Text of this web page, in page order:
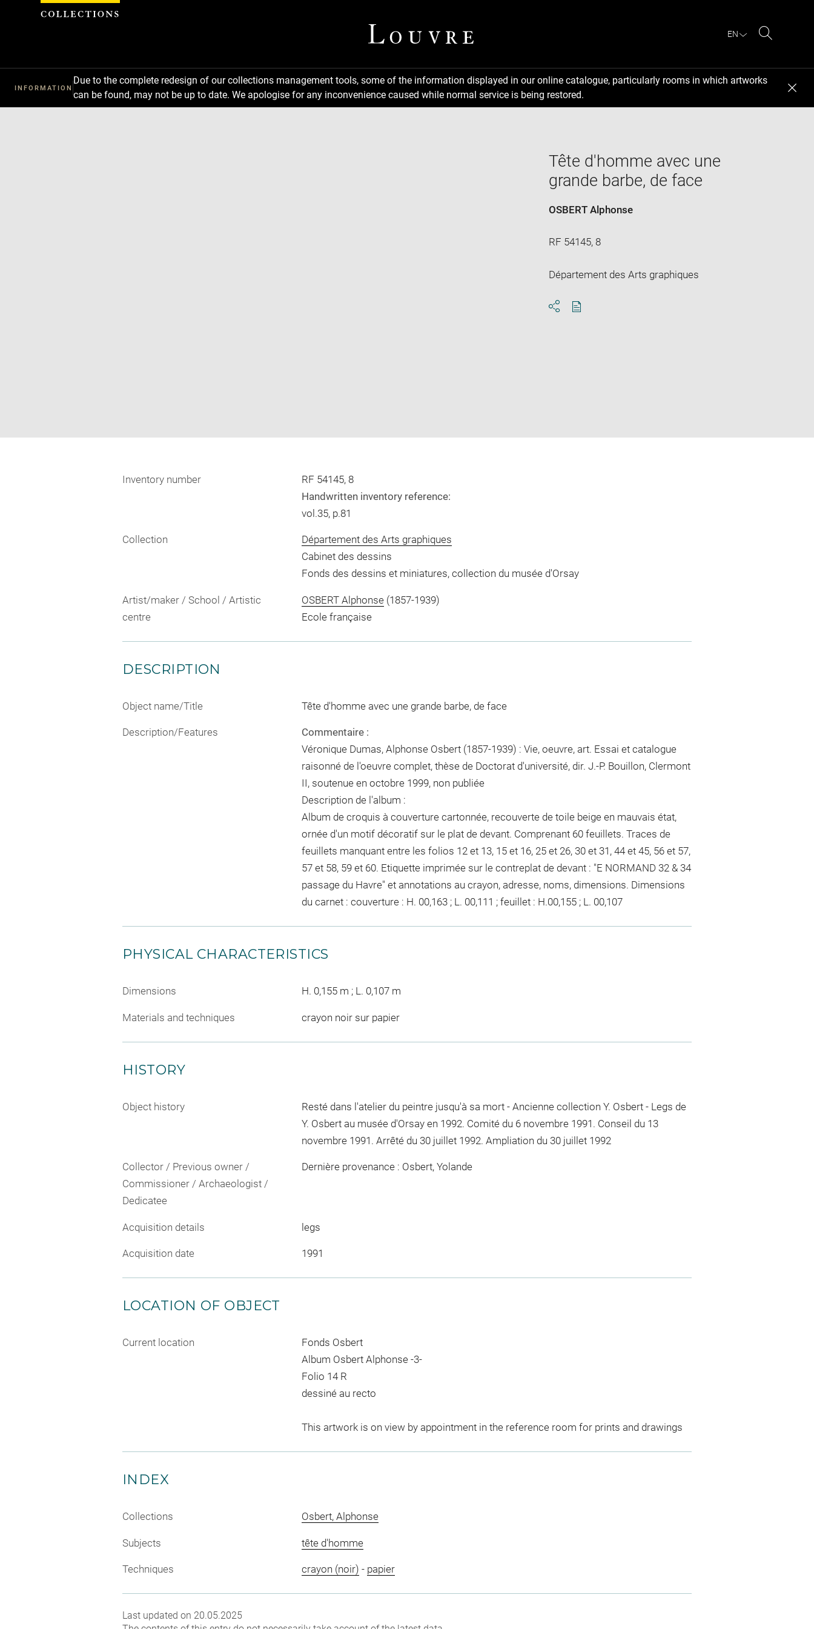
EN
INFORMATION
Due to the complete redesign of our collections management tools, some of the information displayed in our online catalogue, particularly rooms in which artworks
can be found, may not be up to date. We apologise for any inconvenience caused while normal service is being restored.
in
Tête d'homme avec une
grande barbe, de face
OSBERT Alphonse
RF 54145, 8
Département des Arts graphiques
Inventory number
RF 54145, 8
Handwritten inventory reference:
vol.35, p.81
Collection
Département des Arts graphiques
Cabinet des dessins
Fonds des dessins et miniatures, collection du musée d'Orsay
Artist/maker / School / Artistic
centre
OSBERT Alphonse(1857-1939)
Ecole française
DESCRIPTION
Object name/Title Tête d'homme avec une grande barbe, de face
Description/Features
Commentaire :
Véronique Dumas, Alphonse Osbert (1857-1939) : Vie, oeuvre, art. Essai et catalogue
raisonné de l'oeuvre complet, thèse de Doctorat d'université, dir. J.-P. Bouillon, Clermont
II, soutenue en octobre 1999, non publiée
Description de l'album :
Album de croquis à couverture cartonnée, recouverte de toile beige en mauvais état,
ornée d'un motif décoratif sur le plat de devant. Comprenant 60 feuillets. Traces de
feuillets manquant entre les folios 12 et 13, 15 et 16, 25 et 26, 30 et 31, 44 et 45, 56 et 57,
57 et 58, 59 et 60. Etiquette imprimée sur le contreplat de devant : "E NORMAND 32 & 34
passage du Havre" et annotations au crayon, adresse, noms, dimensions. Dimensions
du carnet : couverture : H. 00,163 ; L. 00,111 ; feuillet : H.00,155 ; L. 00,107
PHYSICAL CHARACTERISTICS
Dimensions H. 0,155 m ; L. 0,107 m
Materials and techniques crayon noir sur papier
HISTORY
Object history
Resté dans l'atelier du peintre jusqu'à sa mort - Ancienne collection Y. Osbert - Legs de
Y. Osbert au musée d'Orsay en 1992. Comité du 6 novembre 1991. Conseil du 13
novembre 1991. Arrêté du 30 juillet 1992. Ampliation du 30 juillet 1992
Collector / Previous owner /
Commissioner / Archaeologist /
Dedicatee
Dernière provenance : Osbert, Yolande
Acquisition details legs
Acquisition date 1991
LOCATION OF OBJECT
Current location
Fonds Osbert
Album Osbert Alphonse -3-
Folio 14 R
dessiné au recto
This artwork is on view by appointment in the reference room for prints and drawings
INDEX
Collections Osbert, Alphonse
Subjects tête d'homme
Techniques crayon (noir) - papier
Last updated on 20.05.2025
Cookies management panel